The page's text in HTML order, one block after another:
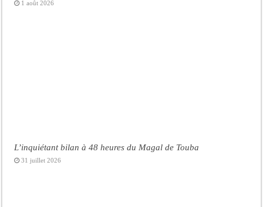
1 août 2026
L’inquiétant bilan à 48 heures du Magal de Touba
31 juillet 2026